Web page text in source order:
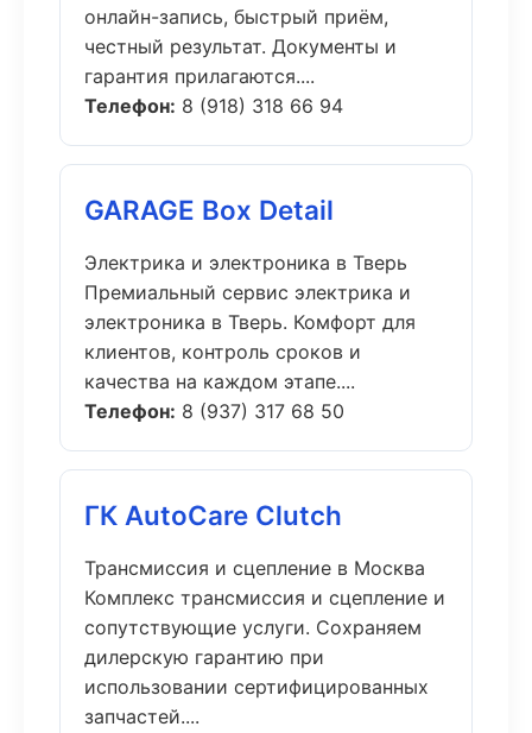
онлайн-запись, быстрый приём,
честный результат. Документы и
гарантия прилагаются....
Телефон: 8 (918) 318 66 94
GARAGE Box Detail
Электрика и электроника в Тверь
Премиальный сервис электрика и
электроника в Тверь. Комфорт для
клиентов, контроль сроков и
качества на каждом этапе....
Телефон: 8 (937) 317 68 50
ГК AutoCare Clutch
Трансмиссия и сцепление в Москва
Комплекс трансмиссия и сцепление и
сопутствующие услуги. Сохраняем
дилерскую гарантию при
использовании сертифицированных
запчастей....